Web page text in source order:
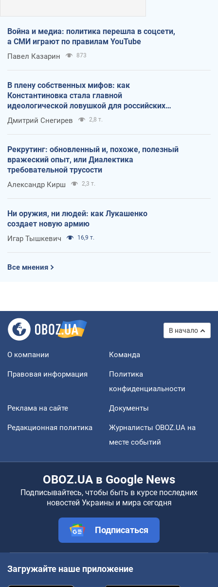
Война и медиа: политика перешла в соцсети,
а СМИ играют по правилам YouTube
Павел Казарин 873
В плену собственных мифов: как
Константиновка стала главной
идеологической ловушкой для российских
оккупантов
Дмитрий Снегирев 2,8 т.
Рекрутинг: обновленный и, похоже, полезный
вражеский опыт, или Диалектика
требовательной трусости
Александр Кирш 2,3 т.
Ни оружия, ни людей: как Лукашенко
создает новую армию
Игар Тышкевич 16,9 т.
Все мнения
В начало
О компании Команда
Правовая информация
Политика
конфиденциальности
Реклама на сайте Документы
Редакционная политика
Журналисты OBOZ.UA на
месте событий
OBOZ.UA в Google News
Подписывайтесь, чтобы быть в курсе последних
новостей Украины и мира сегодня
Подписаться
Загружайте наше приложение